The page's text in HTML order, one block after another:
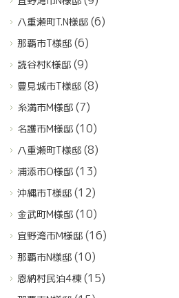
八重瀬町T.N様邸 (6)
那覇市T様邸 (6)
読谷村K様邸 (9)
豊見城市T様邸 (8)
糸満市M様邸 (7)
名護市M様邸 (10)
八重瀬町T様邸 (8)
浦添市O様邸 (13)
沖縄市T様邸 (12)
金武町M様邸 (10)
宜野湾市M様邸 (16)
那覇市N様邸 (10)
恩納村民泊4棟(15)